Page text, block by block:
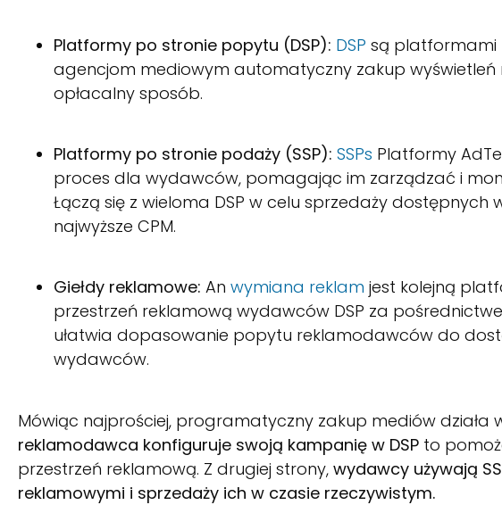
Platformy po stronie popytu (DSP): DSP są platformami
agencjom mediowym automatyczny zakup
opłacalny sposób.
Platformy po stronie podaży (SSP): SSPs Platformy
proces dla wydawców, pomagając im zarządzać i
Łączą się z wieloma DSP w celu sprzedaży dostępnych
najwyższe CPM.
Giełdy reklamowe: An wymiana reklam jest kolejną
przestrzeń reklamową wydawców DSP za
ułatwia dopasowanie popytu reklamodawców do
wydawców.
Mówiąc najprościej, programatyczny zakup mediów działa
reklamodawca konfiguruje swoją kampanię w DSP to
przestrzeń reklamową. Z drugiej strony, wydawcy używają
reklamowymi i sprzedaży ich w czasie rzeczywistym.